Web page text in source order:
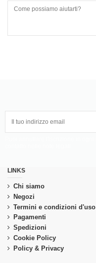
LINKS
Chi siamo
Negozi
Termini e condizioni d'uso
Pagamenti
Spedizioni
Cookie Policy
Policy & Privacy